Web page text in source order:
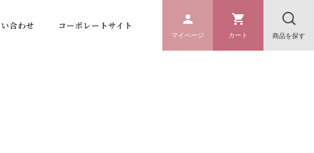
合わせ コーポレートサイト
マイページ カート 商品を探す